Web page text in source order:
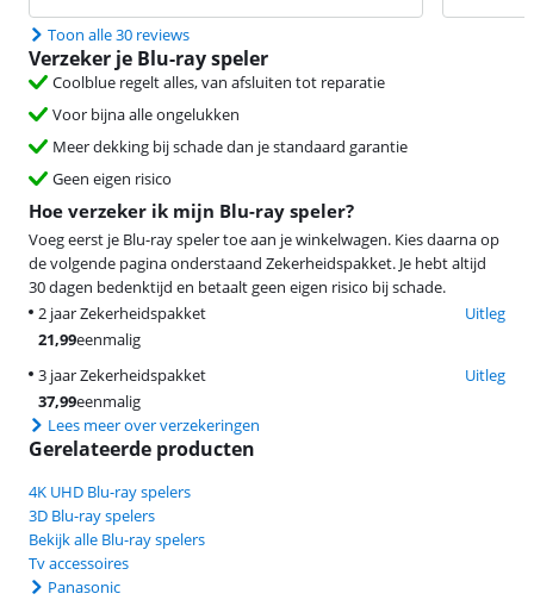
Toon alle 30 reviews
Verzeker je Blu-ray speler
Coolblue regelt alles, van afsluiten tot reparatie
Voor bijna alle ongelukken
Meer dekking bij schade dan je standaard garantie
Geen eigen risico
Hoe verzeker ik mijn Blu-ray speler?
Voeg eerst je Blu-ray speler toe aan je winkelwagen. Kies daarna op
de volgende pagina onderstaand Zekerheidspakket. Je hebt altijd
30 dagen bedenktijd en betaalt geen eigen risico bij schade.
2 jaar Zekerheidspakket
Uitleg
21,99eenmalig
3 jaar Zekerheidspakket
Uitleg
37,99eenmalig
Lees meer over verzekeringen
Gerelateerde producten
4K UHD Blu-ray spelers
3D Blu-ray spelers
Bekijk alle Blu-ray spelers
Tv accessoires
Panasonic